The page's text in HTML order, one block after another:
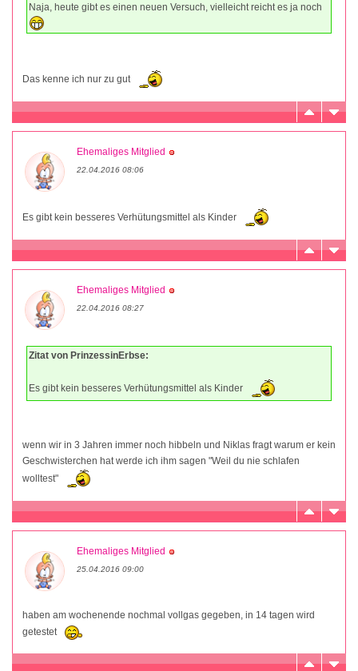
Naja, heute gibt es einen neuen Versuch, vielleicht reicht es ja noch
Das kenne ich nur zu gut
Ehemaliges Mitglied
22.04.2016 08:06
Es gibt kein besseres Verhütungsmittel als Kinder
Ehemaliges Mitglied
22.04.2016 08:27
Zitat von PrinzessinErbse:
Es gibt kein besseres Verhütungsmittel als Kinder
wenn wir in 3 Jahren immer noch hibbeln und Niklas fragt warum er kein
Geschwisterchen hat werde ich ihm sagen "Weil du nie schlafen
wolltest"
Ehemaliges Mitglied
25.04.2016 09:00
haben am wochenende nochmal vollgas gegeben, in 14 tagen wird
getestet